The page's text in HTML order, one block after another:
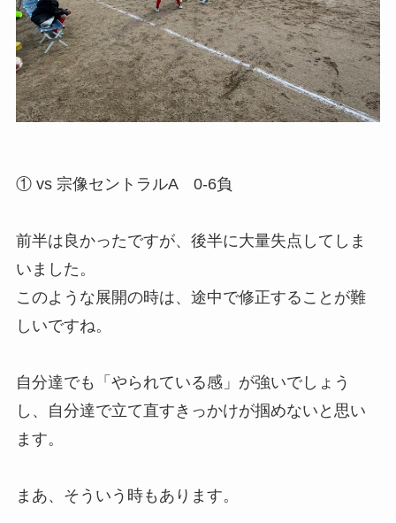
① vs 宗像セントラルA 0-6負
前半は良かったですが、後半に大量失点してしま
いました。
このような展開の時は、途中で修正することが難
しいですね。
自分達でも「やられている感」が強いでしょう
し、自分達で立て直すきっかけが掴めないと思い
ます。
まあ、そういう時もあります。